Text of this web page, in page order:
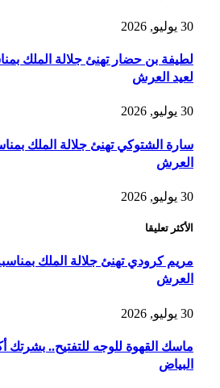
30 يوليو, 2026
لعيد العرش
30 يوليو, 2026
العرش
30 يوليو, 2026
الأكثر تعليقا
العرش
30 يوليو, 2026
ماسك القهوة للوجه للتفتيح.. بشرتك
البياض